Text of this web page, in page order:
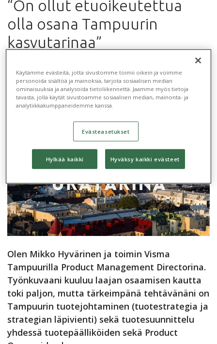
“On ollut etuoikeutettua
olla osana Tampuurin
kasvutarinaa”
Olen Mikko Hyvärinen ja toimin Visma
Tampuurilla Product Management Directorina.
Työnkuvaani kuuluu laajan osaamisen kautta
toki paljon, mutta tärkeimpänä tehtävänäni on
Tampuurin tuotejohtaminen (tuotestrategia ja
strategian läpivienti) sekä tuotesuunnittelu
yhdessä tuotepäälliköiden sekä Product
Käytämme evästeitä, jotta sivustomme toimii oikein ja voimme
personoida sisältöä ja mainoksia, tarjota sosiaalisen median
ominaisuuksia ja analysoida tietoliikennettä. Jaamme myös tietoja
tavasta, jolla käytät sivustoamme sosiaalisen median, mainonta- ja
analytiikkakumppaneidemme kanssa.
Evästeasetukset
Hylkää kaikki Hyväksy kaikki evästeet